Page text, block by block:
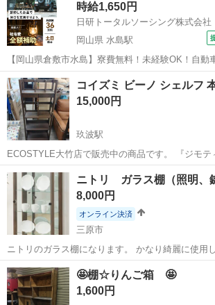
で使っていましたが、引越しで使わ...
時給1,650円
日研トータルソーシング株式会社
岡山県 水島駅
【岡山県倉敷市水島】寮費無料！未経験OK！自動
《お仕事No.NS0089》 お仕事について 車の組立作業です。専用レール
に乗って流れてくる車の骨組みに、車内外の各部品
り・ドア・シートなどの各...
岡山 倉敷市 水島駅 その他
コイズミ ビーノ シェルフ
15,000円
玖波駅
ECOSTYLE大竹店で販売中の商品です。 『ジモテ
格！！』 ■商品情報 商品名：【木製シェルフ 本棚】 メーカー：【コ
イズミ】 型番：【型番】 年式：【年式】 サイズ：
【W60×D28.4×H141.9...
広島 大竹市 玖波駅 収納家具
ニトリ ガラス棚（照明、
8,000円
オンライン決済
三原市
ニトリのガラス棚になります。 かなり綺麗に使用
ひどい傷等は見受けられません。 鍵を後付するの
粗めの削り跡あります。 照明付きなので飾り映え
でお願いします。 で...
広島 三原市 収納家具 ニトリ
🤩棚☆りんご箱 🤩
1,600円